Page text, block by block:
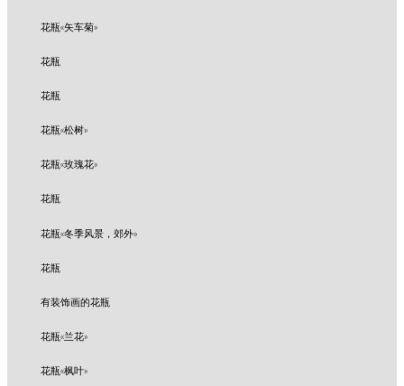
花瓶«矢车菊»
花瓶
花瓶
花瓶«松树»
花瓶«玫瑰花»
花瓶
花瓶«冬季风景，郊外»
花瓶
有装饰画的花瓶
花瓶«兰花»
花瓶«枫叶»